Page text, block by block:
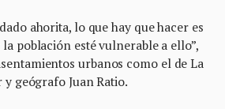
ahorita, lo que hay que hacer es
población esté vulnerable a ello”,
urbanos como el de La
geógrafo Juan Ratio.